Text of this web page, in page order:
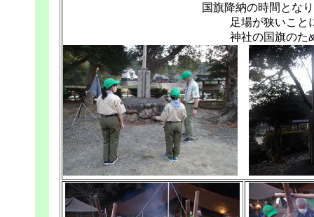
国旗降納の時間とな
足場が狭いこと
神社の国旗のた